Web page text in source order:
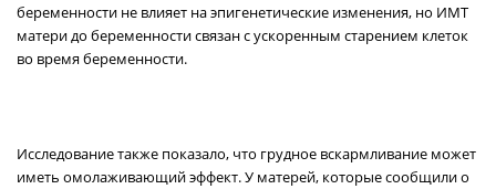
беременности не влияет на эпигенетические изменения, но ИМТ
матери до беременности связан с ускоренным старением клеток
во время беременности.
Исследование также показало, что грудное вскармливание может
иметь омолаживающий эффект. У матерей, которые сообщили о